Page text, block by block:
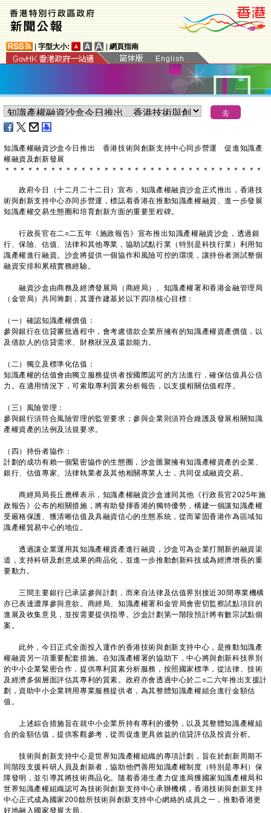
字型大小: 網頁指南
知識產權融資沙盒今日推出 香港技術與創新支持中心同步營運 促進知識產
權融資及創新發展
＊ ＊ ＊ ＊ ＊ ＊ ＊ ＊ ＊ ＊ ＊ ＊ ＊ ＊ ＊ ＊ ＊ ＊ ＊ ＊ ＊ ＊ ＊ ＊ ＊ ＊ ＊ ＊ ＊ ＊ ＊ ＊ ＊ ＊
政府今日（十二月二十二日）宣布，知識產權融資沙盒正式推出，香港技
術與創新支持中心亦同步營運，標誌着香港在推動知識產權融資、進一步發展
知識產權交易生態圈和培育創新方面的重要里程碑。
行政長官在二○二五年《施政報告》宣布推出知識產權融資沙盒，透過銀
行、保險、估值、法律和其他專業，協助試點行業（特別是科技行業）利用知
識產權進行融資。沙盒將提供一個協作和風險可控的環境，讓持份者測試整個
融資安排和累積實務經驗。
融資沙盒由商務及經濟發展局（商經局）、知識產權署和香港金融管理局
（金管局）共同籌劃，其運作建基於以下四項核心目標：
（一）確認知識產權價值：
參與銀行在信貸審批過程中，會考慮借款企業所擁有的知識產權資產價值，以
及借款人的信貸需求、財務狀況及還款能力。
（二）獨立及標準化估值：
知識產權的估值會由獨立服務提供者按國際認可的方法進行，確保估值具公信
力。在適用情況下，可索取專利質素分析報告，以支援相關估值程序。
（三）風險管理：
參與銀行須符合風險管理的監管要求；參與企業則須符合維護及發展相關知識
產權資產的法例及法規要求。
（四）持份者協作：
計劃的成功有賴一個緊密協作的生態圈，沙盒匯聚擁有知識產權資產的企業、
銀行、估值專家、法律執業者及其他相關專業人士，共同促成融資交易。
商經局局長丘應樺表示，知識產權融資沙盒連同其他《行政長官2025年施
政報告》公布的相關措施，將有助發揮香港的獨特優勢，構建一個讓知識產權
受嚴格保護、獲清晰估值及具融資信心的生態系統，從而鞏固香港作為區域知
識產權貿易中心的地位。
透過讓企業運用其知識產權資產進行融資，沙盒可為企業打開新的融資渠
道，支持科研及創意成果的商品化，並進一步推動創新科技成為經濟增長的重
要動力。
三間主要銀行已承諾參與計劃，而來自法律及估值界別接近30間專業機構
亦已表達濃厚參與意欲。商經局、知識產權署和金管局會密切監察試點項目的
進展及收集意見，並按需要提供指導。沙盒計劃第一階段預計將有數宗試點個
案。
此外，今日正式全面投入運作的香港技術與創新支持中心，是推動知識產
權融資另一項重要配套措施。在知識產權署的協助下，中心將與創新科技界別
的中小企業緊密合作，提供專利質素分析服務，按照國家標準，從法律、技術
及經濟多個層面評估其專利的質素。政府亦會透過中心於二○二六年推出支援計
劃，資助中小企業聘用專業服務提供者，為其整體知識產權組合進行金額估
值。
上述綜合措施旨在就中小企業所持有專利的優勢，以及其整體知識產權組
合的金額估值，提供客觀參考，從而促進更具效益的信貸評估及投資分析。
技術與創新支持中心是世界知識產權組織的專項計劃，旨在於創新周期不
同階段支援科研人員及創新者，協助他們善用知識產權制度（特別是專利）保
障發明，並引導其將技術商品化。隨着香港生產力促進局獲國家知識產權局和
世界知識產權組織認可為技術與創新支持中心承辦機構，香港技術與創新支持
中心正式成為國家200餘所技術與創新支持中心網絡的成員之一，推動香港更
好地融入國家發展大局。